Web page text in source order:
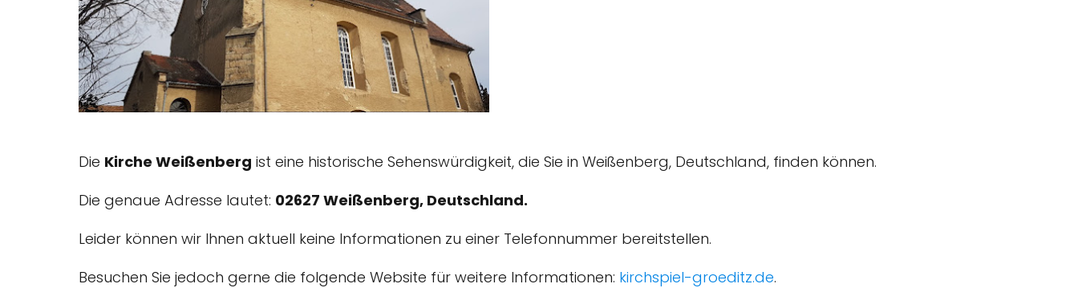
Die Kirche Weißenberg ist eine historische Sehenswürdigkeit, die Sie in Weißenberg, Deutschland, finden können.
Die genaue Adresse lautet: 02627 Weißenberg, Deutschland.
Leider können wir Ihnen aktuell keine Informationen zu einer Telefonnummer bereitstellen.
Besuchen Sie jedoch gerne die folgende Website für weitere Informationen: kirchspiel-groeditz.de.